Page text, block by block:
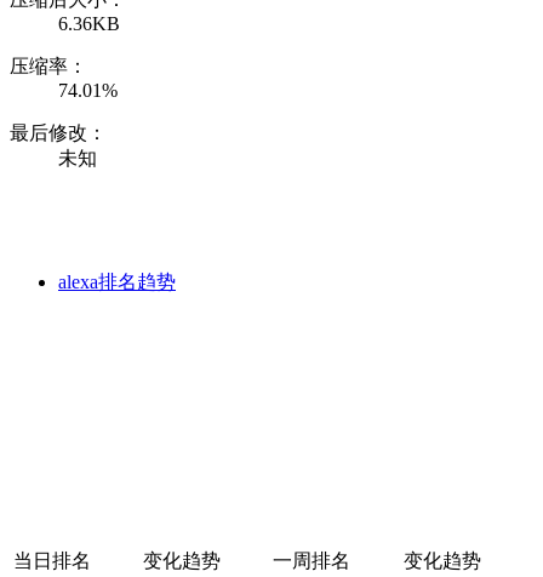
6.36KB
压缩率：
74.01%
最后修改：
未知
alexa排名趋势
当日排名 变化趋势 一周排名
变化趋势